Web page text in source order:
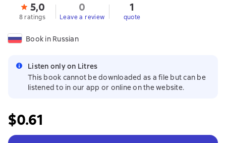
5,0
8 ratings
0
Leave a review
1
quote
Book in Russian
Listen only on Litres
This book cannot be downloaded as a file but can be
listened to in our app or online on the website.
$0.61